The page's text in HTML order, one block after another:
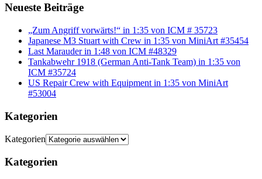
Neueste Beiträge
„Zum Angriff vorwärts!“ in 1:35 von ICM # 35723
Japanese M3 Stuart with Crew in 1:35 von MiniArt #35454
Last Marauder in 1:48 von ICM #48329
Tankabwehr 1918 (German Anti-Tank Team) in 1:35 von
ICM #35724
US Repair Crew with Equipment in 1:35 von MiniArt
#53004
Kategorien
Kategorien
Kategorien